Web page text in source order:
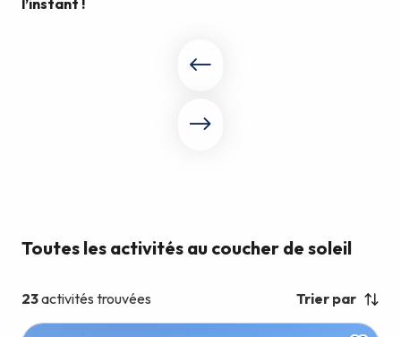
Toutes les activités au coucher de soleil